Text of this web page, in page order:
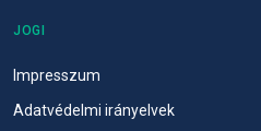
JOGI
Impresszum
Adatvédelmi irányelvek